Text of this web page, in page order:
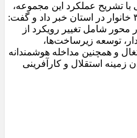
تشریح عملکرد این مجموعه،
از ارائه خدمات به ۱۸۰ هزار و ۳۴۸ خانوار در استان خبر داد و گفت:
محور شامل تغییر رویکرد از
توسعه زیرساخت‌ها،
و همچنین مداخله هوشمندانه
استقلال و کارآفرینی